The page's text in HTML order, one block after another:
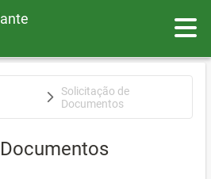
Solicitação de
Documentos